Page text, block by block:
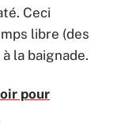
Ceci
libre (des
la baignade.
pour